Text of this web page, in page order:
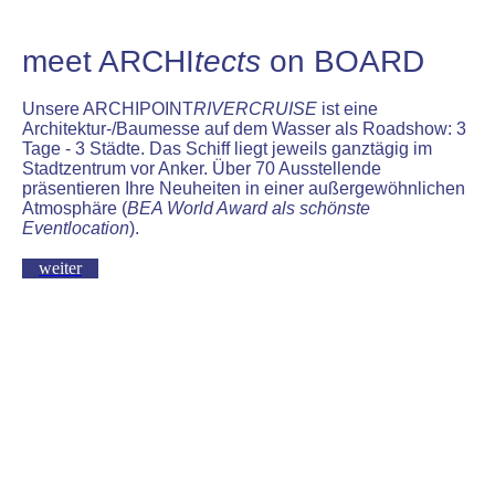
meet ARCHItects on BOARD
Unsere ARCHIPOINTRIVERCRUISE ist eine
Architektur-/Baumesse auf dem Wasser als Roadshow: 3
Tage - 3 Städte. Das Schiff liegt jeweils ganztägig im
Stadtzentrum vor Anker. Über 70 Ausstellende
präsentieren Ihre Neuheiten in einer außergewöhnlichen
Atmosphäre (BEA World Award als schönste
Eventlocation).
weiter